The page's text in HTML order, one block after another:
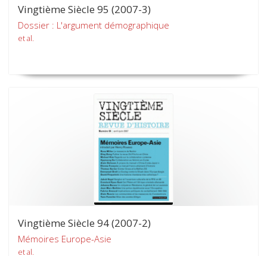
Vingtième Siècle 95 (2007-3)
Dossier : L'argument démographique
et al.
Vingtième Siècle 94 (2007-2)
Mémoires Europe-Asie
et al.